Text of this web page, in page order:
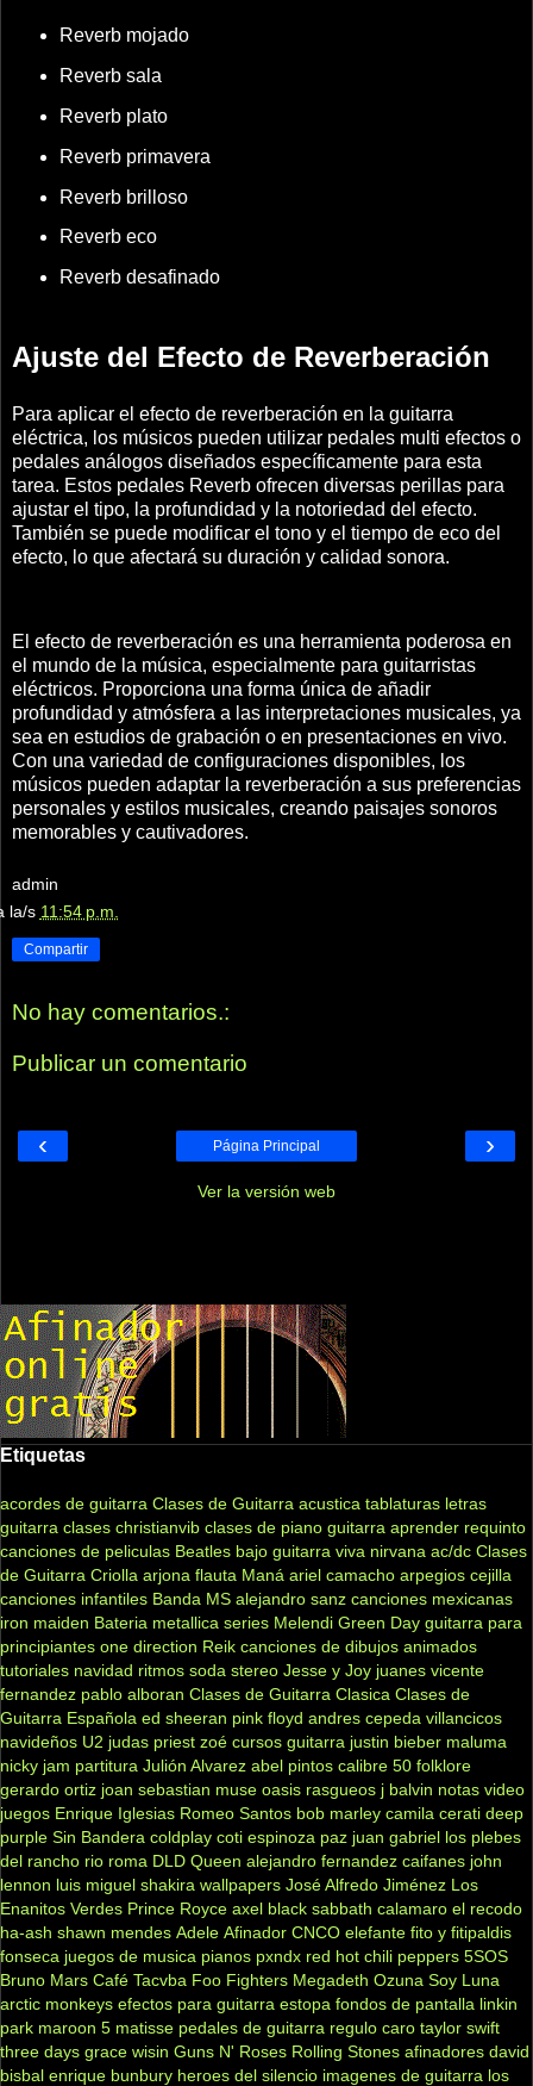
Reverb mojado
Reverb sala
Reverb plato
Reverb primavera
Reverb brilloso
Reverb eco
Reverb desafinado
Ajuste del Efecto de Reverberación
Para aplicar el efecto de reverberación en la guitarra
eléctrica, los músicos pueden utilizar pedales multi efectos o
pedales análogos diseñados específicamente para esta
tarea. Estos pedales Reverb ofrecen diversas perillas para
ajustar el tipo, la profundidad y la notoriedad del efecto.
También se puede modificar el tono y el tiempo de eco del
efecto, lo que afectará su duración y calidad sonora.
El efecto de reverberación es una herramienta poderosa en
el mundo de la música, especialmente para guitarristas
eléctricos. Proporciona una forma única de añadir
profundidad y atmósfera a las interpretaciones musicales, ya
sea en estudios de grabación o en presentaciones en vivo.
Con una variedad de configuraciones disponibles, los
músicos pueden adaptar la reverberación a sus preferencias
personales y estilos musicales, creando paisajes sonoros
memorables y cautivadores.
admin
la/s 11:54 p.m.
Compartir
No hay comentarios.:
Publicar un comentario
‹ ›
Página Principal
Ver la versión web
Etiquetas
acordes de guitarra Clases de Guitarra acustica tablaturas letras
guitarra clases christianvib clases de piano guitarra aprender requinto
canciones de peliculas Beatles bajo guitarra viva nirvana ac/dc Clases
de Guitarra Criolla arjona flauta Maná ariel camacho arpegios cejilla
canciones infantiles Banda MS alejandro sanz canciones mexicanas
iron maiden Bateria metallica series Melendi Green Day guitarra para
principiantes one direction Reik canciones de dibujos animados
tutoriales navidad ritmos soda stereo Jesse y Joy juanes vicente
fernandez pablo alboran Clases de Guitarra Clasica Clases de
Guitarra Española ed sheeran pink floyd andres cepeda villancicos
navideños U2 judas priest zoé cursos guitarra justin bieber maluma
nicky jam partitura Julión Alvarez abel pintos calibre 50 folklore
gerardo ortiz joan sebastian muse oasis rasgueos j balvin notas video
juegos Enrique Iglesias Romeo Santos bob marley camila cerati deep
purple Sin Bandera coldplay coti espinoza paz juan gabriel los plebes
del rancho rio roma DLD Queen alejandro fernandez caifanes john
lennon luis miguel shakira wallpapers José Alfredo Jiménez Los
Enanitos Verdes Prince Royce axel black sabbath calamaro el recodo
ha-ash shawn mendes Adele Afinador CNCO elefante fito y fitipaldis
fonseca juegos de musica pianos pxndx red hot chili peppers 5SOS
Bruno Mars Café Tacvba Foo Fighters Megadeth Ozuna Soy Luna
arctic monkeys efectos para guitarra estopa fondos de pantalla linkin
park maroon 5 matisse pedales de guitarra regulo caro taylor swift
three days grace wisin Guns N' Roses Rolling Stones afinadores david
bisbal enrique bunbury heroes del silencio imagenes de guitarra los